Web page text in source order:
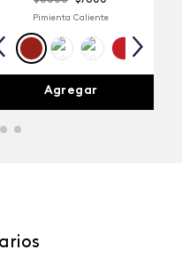
Pimienta Caliente
Agregar